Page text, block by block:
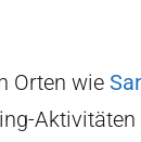
Orten wie